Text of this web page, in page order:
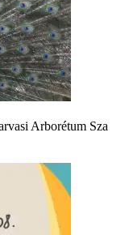
Arborétum Sza